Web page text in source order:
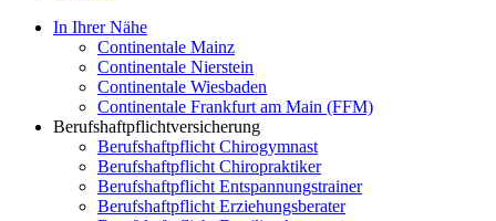
In Ihrer Nähe
Continentale Mainz
Continentale Nierstein
Continentale Wiesbaden
Continentale Frankfurt am Main (FFM)
Berufshaftpflichtversicherung
Berufshaftpflicht Chirogymnast
Berufshaftpflicht Chiropraktiker
Berufshaftpflicht Entspannungstrainer
Berufshaftpflicht Erziehungsberater